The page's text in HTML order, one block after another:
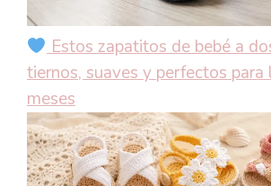
Estos zapatitos de bebé a
tiernos, suaves y perfectos para
meses